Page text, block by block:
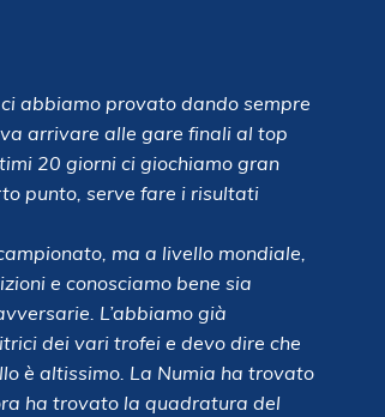
abbiamo provato dando sempre
arrivare alle gare finali al top
20 giorni ci giochiamo gran
punto, serve fare i risultati
ma a livello mondiale,
e conosciamo bene sia
L’abbiamo già
dei vari trofei e devo dire che
è altissimo. La Numia ha trovato
ha trovato la quadratura del